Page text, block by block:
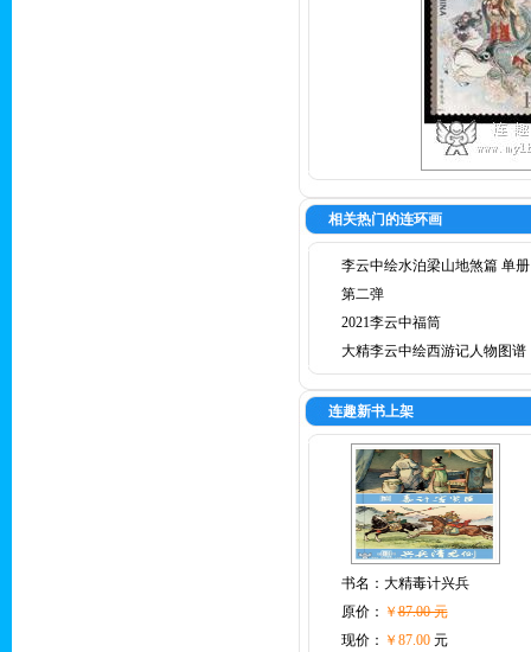
相关热门的连环画
李云中绘水泊梁山地煞篇 单
第二弹
2021李云中福筒
大精李云中绘西游记人物图谱
连趣新书上架
书名： 大精毒计兴兵
原价： ￥87.00 元
现价： ￥87.00元